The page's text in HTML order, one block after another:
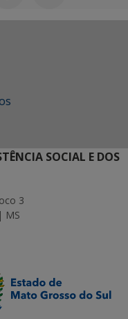
SOCIAL E DOS
3
MS